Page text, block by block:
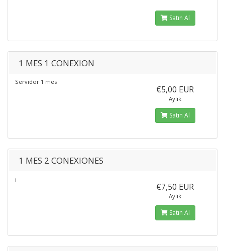
Satın Al
1 MES 1 CONEXION
Servidor 1 mes
€5,00 EUR
Aylık
Satın Al
1 MES 2 CONEXIONES
¡
€7,50 EUR
Aylık
Satın Al